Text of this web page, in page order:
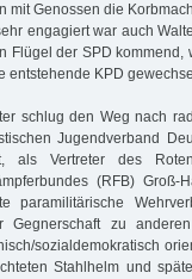
mit Genossen die
engagiert war auch
Flügel der SPD
entstehende KPD
schlug den Weg nach
Jugendverband
als Vertreter des
(RFB)
paramilitärische
Gegnerschaft zu
sozialdemokratisch
Stahlhelm und